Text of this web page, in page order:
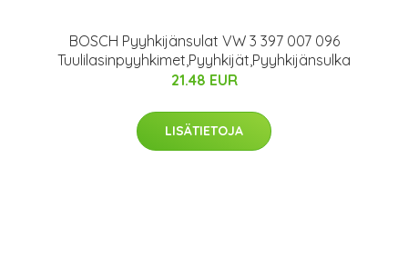
BOSCH Pyyhkijänsulat VW 3 397 007 096
Tuulilasinpyyhkimet,Pyyhkijät,Pyyhkijänsulka
21.48 EUR
LISÄTIETOJA